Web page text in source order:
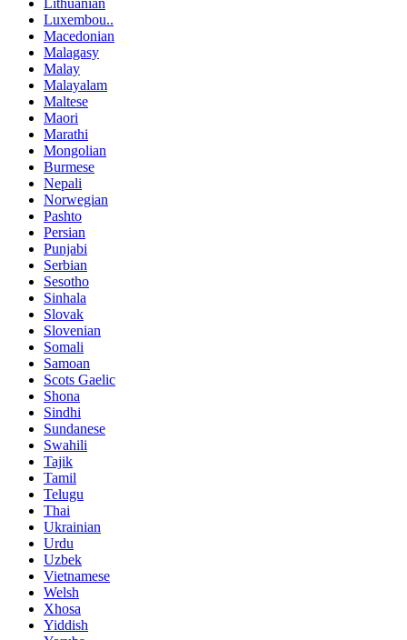
Lithuanian
Luxembou..
Macedonian
Malagasy
Malay
Malayalam
Maltese
Maori
Marathi
Mongolian
Burmese
Nepali
Norwegian
Pashto
Persian
Punjabi
Serbian
Sesotho
Sinhala
Slovak
Slovenian
Somali
Samoan
Scots Gaelic
Shona
Sindhi
Sundanese
Swahili
Tajik
Tamil
Telugu
Thai
Ukrainian
Urdu
Uzbek
Vietnamese
Welsh
Xhosa
Yiddish